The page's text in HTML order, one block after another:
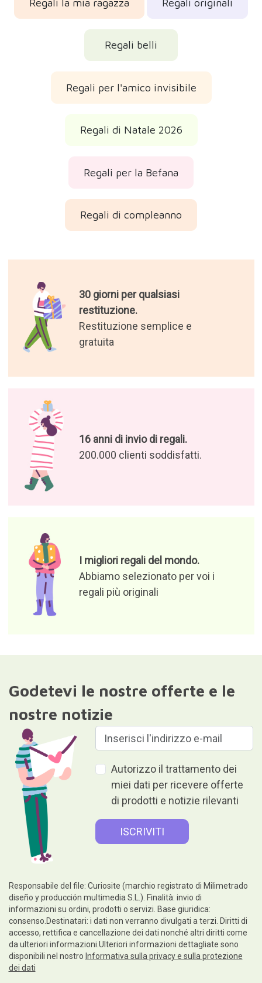
Regali la mia ragazza Regali originali
Regali belli
Regali per l'amico invisibile
Regali di Natale 2026
Regali per la Befana
Regali di compleanno
30 giorni per qualsiasi
restituzione.
Restituzione semplice e
gratuita
16 anni di invio di regali.
200.000 clienti soddisfatti.
I migliori regali del mondo.
Abbiamo selezionato per voi i
regali più originali
Godetevi le nostre offerte e le
nostre notizie
Autorizzo il trattamento dei
miei dati per ricevere offerte
di prodotti e notizie rilevanti
Responsabile del file: Curiosite (marchio registrato di Milimetrado
diseño y producción multimedia S.L.). Finalità: invio di
informazioni su ordini, prodotti o servizi. Base giuridica:
consenso.Destinatari: i dati non verranno divulgati a terzi. Diritti di
accesso, rettifica e cancellazione dei dati nonché altri diritti come
da ulteriori informazioni.Ulteriori informazioni dettagliate sono
disponibili nel nostro Informativa sulla privacy e sulla protezione
dei dati